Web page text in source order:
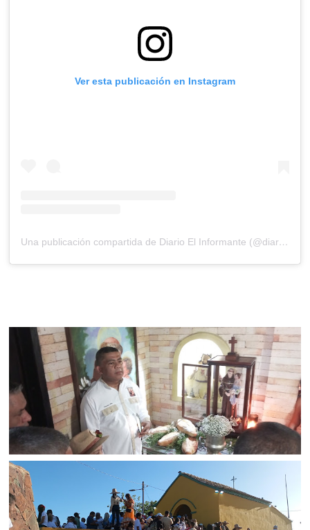
Ver esta publicación en Instagram
Una publicación compartida de Diario El Informante (@diarioelinformante)